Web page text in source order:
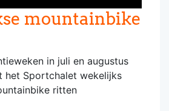
mountainbike
in juli en augustus
het Sportchalet wekelijks
ritten